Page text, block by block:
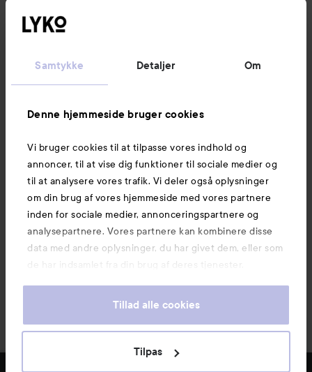
Samtykke Detaljer Om
Denne hjemmeside bruger cookies
Vi bruger cookies til at tilpasse vores indhold og
annoncer, til at vise dig funktioner til sociale medier og
til at analysere vores trafik. Vi deler også oplysninger
om din brug af vores hjemmeside med vores partnere
inden for sociale medier, annonceringspartnere og
analysepartnere. Vores partnere kan kombinere disse
data med andre oplysninger, du har givet dem, eller som
de har indsamlet fra din brug af deres tjenester.
Tillad alle cookies
Tilpas
Kundeservice
Information
Mere at udforske